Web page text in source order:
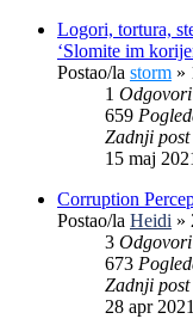
Logori, tortura,
‘Slomite im
Postao/la storm »
1 Odgovori
659
Zadnji post
15 maj
Corruption
Postao/la Heidi »
3 Odgovori
673
Zadnji post
28 apr